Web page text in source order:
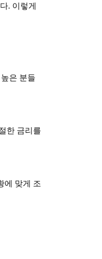
. 이렇게
은 분들
한 금리를
에 맞게 조